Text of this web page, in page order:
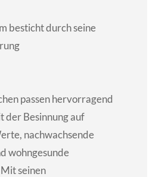
besticht durch seine
passen hervorragend
der Besinnung auf
nachwachsende
wohngesunde
seinen